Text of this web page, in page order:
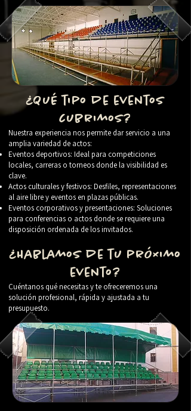
¿Qué tipo de eventos
cubrimos?
Nuestra experiencia nos permite dar servicio a una
amplia variedad de actos:
Eventos deportivos: Ideal para competiciones
locales, carreras o torneos donde la visibilidad es
clave.
Actos culturales y festivos: Desfiles, representaciones
al aire libre y eventos en plazas públicas.
Eventos corporativos y presentaciones: Soluciones
para conferencias o actos donde se requiere una
disposición ordenada de los invitados.
¿Hablamos de tu próximo
evento?
Cuéntanos qué necesitas y te ofreceremos una
solución profesional, rápida y ajustada a tu
presupuesto.